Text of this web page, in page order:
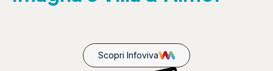
Scopri Infoviva